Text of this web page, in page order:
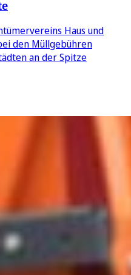
Haus und
den Müllgebühren
an der Spitze